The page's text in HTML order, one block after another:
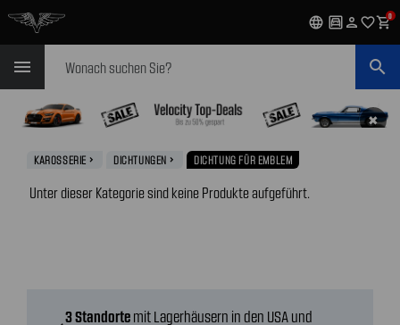
language garage person favorite_outlineshopping_cart0
menu search
✖
KAROSSERIE navigate_next DICHTUNGEN navigate_next DICHTUNG FÜR EMBLEM
Unter dieser Kategorie sind keine Produkte aufgeführt.
3 Standorte mit Lagerhäusern in den USA und